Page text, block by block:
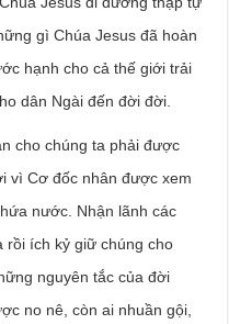
gì Chúa Jesus đã hoàn
hạnh cho cả thế giới trải
dân Ngài đến đời đời.
cho chúng ta phải được
vì Cơ đốc nhân được xem
nước. Nhận lãnh các
rồi ích kỷ giữ chúng cho
nguyên tắc của đời
no nê, còn ai nhuần gội,